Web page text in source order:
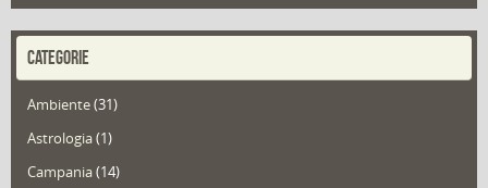
CATEGORIE
Ambiente(31)
Astrologia(1)
Campania(14)